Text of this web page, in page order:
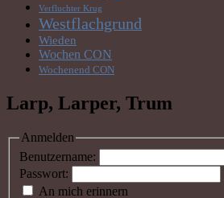
Verfluchter Krug
Westflachgrund
Wieden
Wochen CON
Wochenend CON
Larp, Larper, Trum
Anmelden
Benutzername:
Passwort:
An mich erinnern